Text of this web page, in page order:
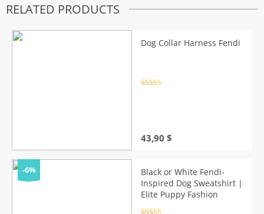
RELATED PRODUCTS
Dog Collar Harness Fendi
43,90 $
-6%
Black or White Fendi-
Inspired Dog Sweatshirt |
Elite Puppy Fashion